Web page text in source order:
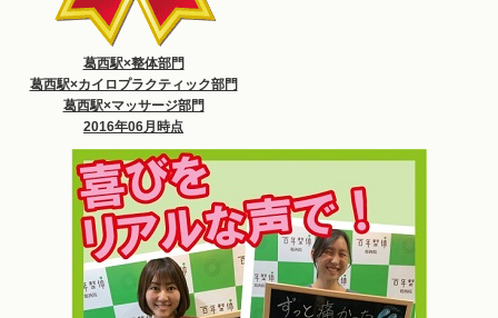
葛西駅×整体部門
葛西駅×カイロプラクティック部門
葛西駅×マッサージ部門
2016年06月時点